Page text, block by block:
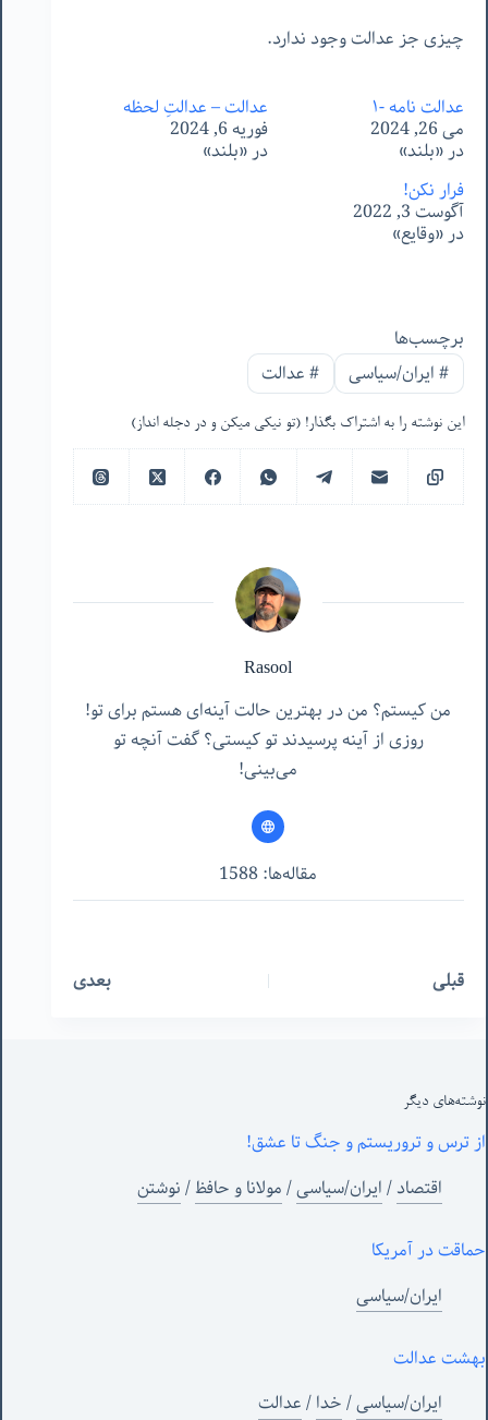
چیزی جز عدالت وجود ندارد.
عدالت نامه -۱
می 26, 2024
در «بلند»
عدالت – عدالتِ لحظه
فوریه 6, 2024
در «بلند»
فرار نکن!
آگوست 3, 2022
در «وقایع»
برچسب‌ها
#ایران/سیاسی #عدالت
این نوشته را به اشتراک بگذار! (تو نیکی میکن و در دجله انداز)
Rasool
من کیستم؟ من در بهترین حالت آینه‌ای هستم برای تو!
روزی از آینه پرسیدند تو کیستی؟ گفت آنچه تو
می‌بینی!
مقاله‌ها: 1588
قبلی بعدی
نوشته‌های‌ دیگر
از ترس و تروریستم و جنگ تا عشق!
اقتصاد/ایران/سیاسی/مولانا و حافظ/نوشتن
حماقت در آمریکا
ایران/سیاسی
بهشت عدالت
ایران/سیاسی/خدا/عدالت